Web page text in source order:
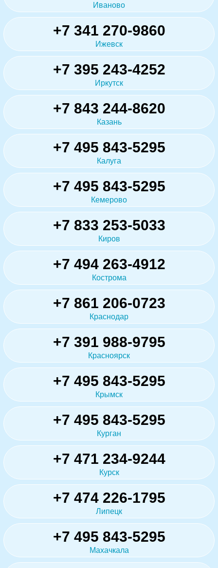
Иваново
+7 341 270-9860
Ижевск
+7 395 243-4252
Иркутск
+7 843 244-8620
Казань
+7 495 843-5295
Калуга
+7 495 843-5295
Кемерово
+7 833 253-5033
Киров
+7 494 263-4912
Кострома
+7 861 206-0723
Краснодар
+7 391 988-9795
Красноярск
+7 495 843-5295
Крымск
+7 495 843-5295
Курган
+7 471 234-9244
Курск
+7 474 226-1795
Липецк
+7 495 843-5295
Махачкала